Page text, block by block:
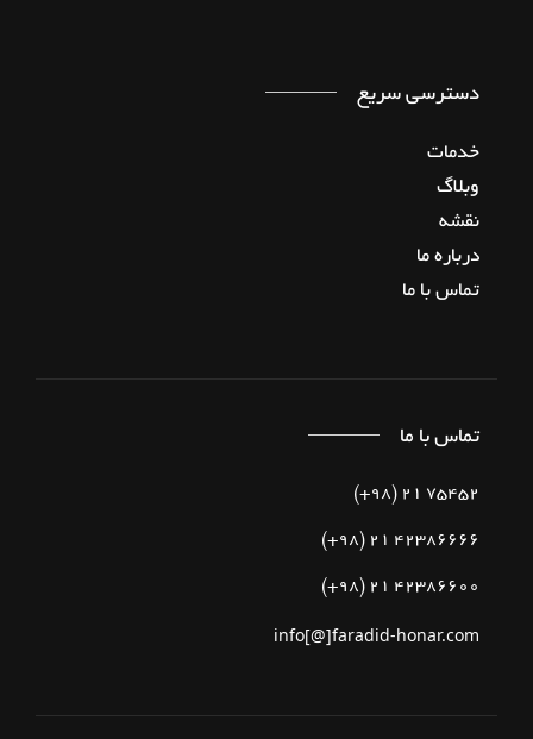
دسترسی سریع
خدمات
وبلاگ
نقشه
درباره‌ ما
تماس با ما
تماس با ما
75452 21 (98+)
42386666 21 (98+)
42386600 21 (98+)
info[@]faradid-honar.com